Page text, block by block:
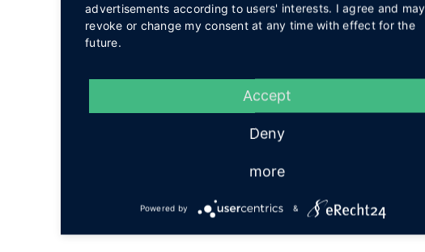
advertisements according to users' interests. I agree and may
revoke or change my consent at any time with effect for the
future.
Accept
Deny
more
Powered by &